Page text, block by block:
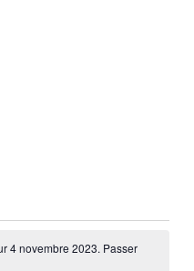
4 novembre 2023. Passer